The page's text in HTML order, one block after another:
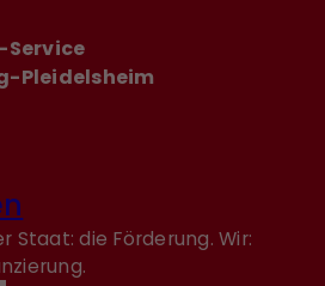
Service
Pleidelsheim
Staat: die Förderung. Wir: